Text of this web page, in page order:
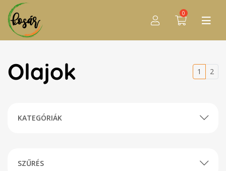
0
Olajok 1 2
KATEGÓRIÁK
SZŰRÉS